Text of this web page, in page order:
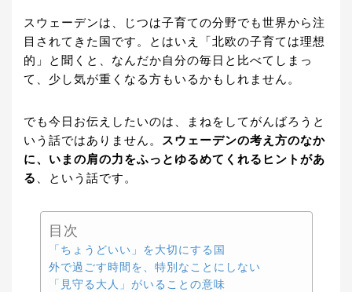
スウェーデンは、じつは子育ての分野でも世界から注
目されてきた国です。とはいえ「北欧の子育ては理想
的」と聞くと、なんだか自分の毎日と比べてしまっ
て、少し気が重くなる方もいるかもしれません。
でも今日お伝えしたいのは、まねをしてがんばろうと
いう話ではありません。 スウェーデンの考え方のなか
に、いまの肩の力をふっとゆるめてくれるヒントがあ
る 、という話です。
目次
「ちょうどいい」を大切にする国
外で過ごす時間を、特別なことにしない
「見守る大人」がいることの意味